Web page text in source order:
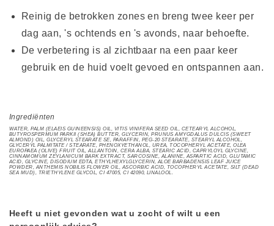
Reinig de betrokken zones en breng twee keer per
dag aan, 's ochtends en 's avonds, naar behoefte.
De verbetering is al zichtbaar na een paar keer
gebruik en de huid voelt gevoed en ontspannen aan.
Ingrediënten
WATER, PALM (ELAEIS GUINEENSIS) OIL, VITIS VINIFERA SEED OIL, CETEARYL ALCOHOL,
BUTYROSPERMUM PARKII (SHEA) BUTTER, GLYCERIN, PRUNUS AMYGDALUS DULCIS (SWEET
ALMOND) OIL, GLYCERYL STEARATE SE, PARAFFIN, PEG-20 STEARATE, STEARYL ALCOHOL,
GLYCERYL PALMITATE / STEARATE, PHENOXYETHANOL, UREA, TOCOPHERYL ACETATE, OLEA
EUROPAEA (OLIVE) FRUIT OIL, ALLANTOIN, CERA ALBA, STEARIC ACID, CAPRYLOYL GLYCINE,
CINNAMOMUM ZEYLANICUM BARK EXTRACT, SARCOSINE, ALANINE, ASPARTIC ACID, GLUTAMIC
ACID, GLYCINE, DISODIUM EDTA, ETHYLHEXYLGLYCERIN, ALOE BARBADENSIS LEAF JUICE
POWDER, ANTHEMIS NOBILIS FLOWER OIL, ASCORBIC ACID, TOCOPHERYL ACETATE, SILT (DEAD
SEA MUD), TRIETHYLENE GLYCOL, CI 47005, CI 42090, LINALOOL.
Heeft u niet gevonden wat u zocht of wilt u een